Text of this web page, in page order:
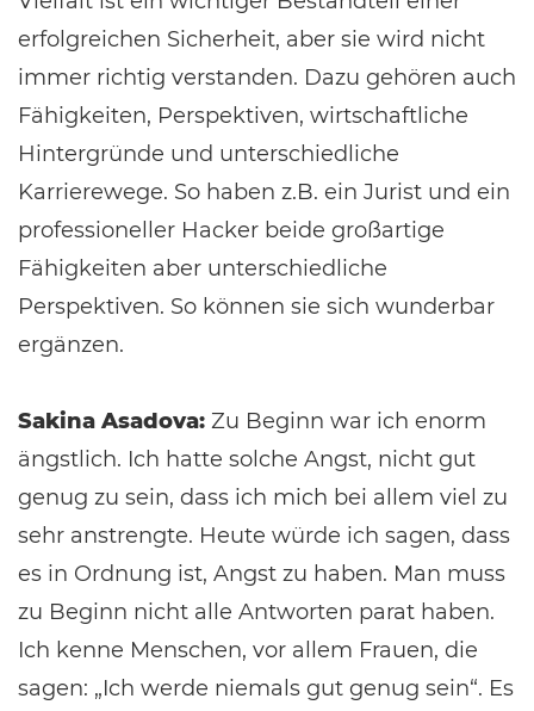
erfolgreichen Sicherheit, aber sie wird nicht
immer richtig verstanden. Dazu gehören auch
Fähigkeiten, Perspektiven, wirtschaftliche
Hintergründe und unterschiedliche
Karrierewege. So haben z.B. ein Jurist und ein
professioneller Hacker beide großartige
Fähigkeiten aber unterschiedliche
Perspektiven. So können sie sich wunderbar
ergänzen.
Sakina Asadova: Zu Beginn war ich enorm
ängstlich. Ich hatte solche Angst, nicht gut
genug zu sein, dass ich mich bei allem viel zu
sehr anstrengte. Heute würde ich sagen, dass
es in Ordnung ist, Angst zu haben. Man muss
zu Beginn nicht alle Antworten parat haben.
Ich kenne Menschen, vor allem Frauen, die
sagen: „Ich werde niemals gut genug sein“. Es